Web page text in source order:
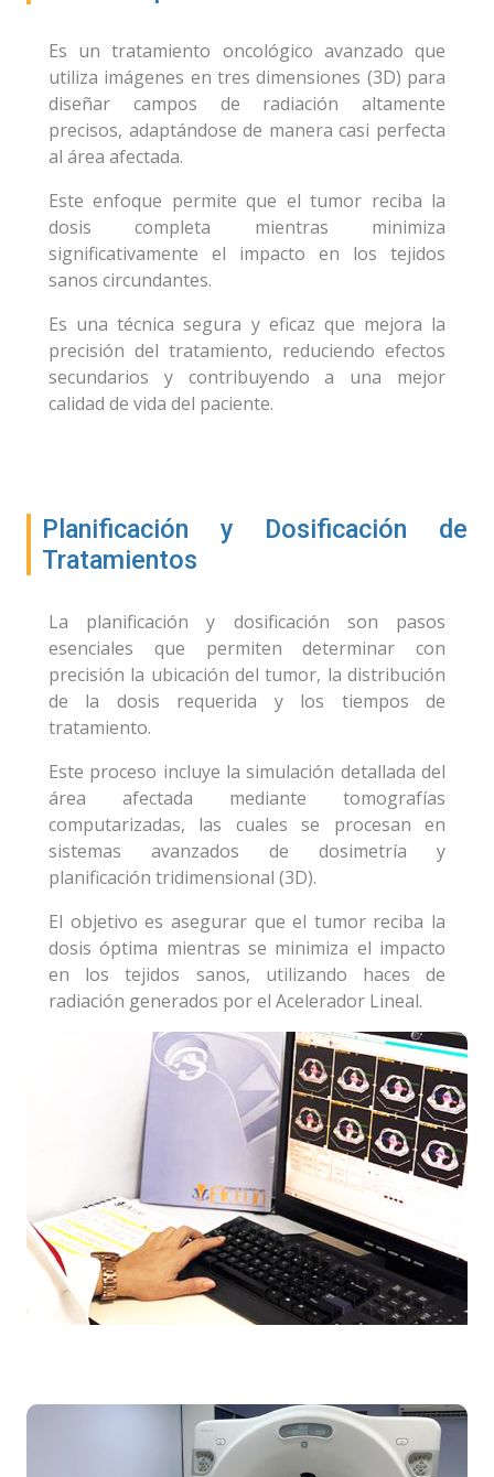
Es un tratamiento oncológico avanzado que
utiliza imágenes en tres dimensiones (3D) para
diseñar campos de radiación altamente
precisos, adaptándose de manera casi perfecta
al área afectada.
Este enfoque permite que el tumor reciba la
dosis completa mientras minimiza
significativamente el impacto en los tejidos
sanos circundantes.
Es una técnica segura y eficaz que mejora la
precisión del tratamiento, reduciendo efectos
secundarios y contribuyendo a una mejor
calidad de vida del paciente.
Planificación y Dosificación de
Tratamientos
La planificación y dosificación son pasos
esenciales que permiten determinar con
precisión la ubicación del tumor, la distribución
de la dosis requerida y los tiempos de
tratamiento.
Este proceso incluye la simulación detallada del
área afectada mediante tomografías
computarizadas, las cuales se procesan en
sistemas avanzados de dosimetría y
planificación tridimensional (3D).
El objetivo es asegurar que el tumor reciba la
dosis óptima mientras se minimiza el impacto
en los tejidos sanos, utilizando haces de
radiación generados por el Acelerador Lineal.